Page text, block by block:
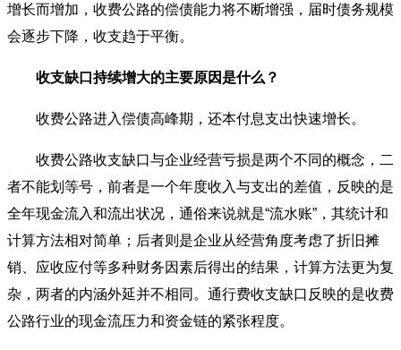
增长而增加，收费公路的偿债能力将不断增强，届时债务规模
会逐步下降，收支趋于平衡。
收支缺口持续增大的主要原因是什么？
收费公路进入偿债高峰期，还本付息支出快速增长。
收费公路收支缺口与企业经营亏损是两个不同的概念，二
者不能划等号，前者是一个年度收入与支出的差值，反映的是
全年现金流入和流出状况，通俗来说就是“流水账”，其统计和
计算方法相对简单；后者则是企业从经营角度考虑了折旧摊
销、应收应付等多种财务因素后得出的结果，计算方法更为复
杂，两者的内涵外延并不相同。通行费收支缺口反映的是收费
公路行业的现金流压力和资金链的紧张程度。